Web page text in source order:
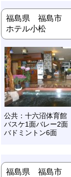
福島県 福島市
ホテル小松
公共：十六沼体育館
バスケ1面バレー2面
バドミントン6面
福島県 福島市